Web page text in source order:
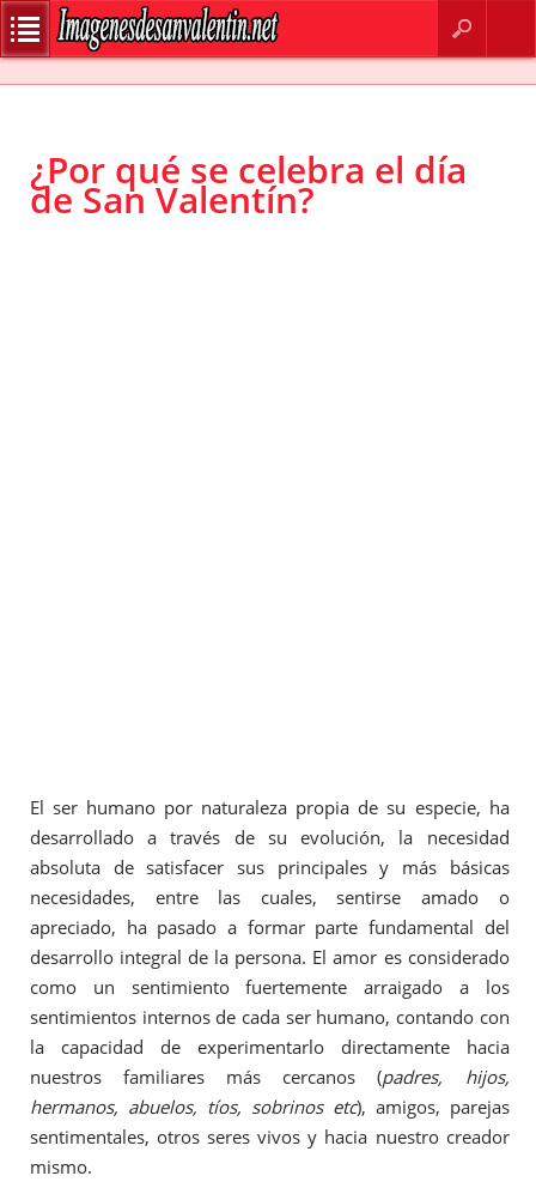
CONTACTO
BUSCAR
¿Por qué se celebra el día
de San Valentín?
El ser humano por naturaleza propia de su especie, ha
desarrollado a través de su evolución, la necesidad
absoluta de satisfacer sus principales y más básicas
necesidades, entre las cuales, sentirse amado o
apreciado, ha pasado a formar parte fundamental del
desarrollo integral de la persona. El amor es considerado
como un sentimiento fuertemente arraigado a los
sentimientos internos de cada ser humano, contando con
la capacidad de experimentarlo directamente hacia
nuestros familiares más cercanos (padres, hijos,
hermanos, abuelos, tíos, sobrinos etc), amigos, parejas
sentimentales, otros seres vivos y hacia nuestro creador
mismo.